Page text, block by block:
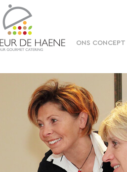
ONS CONCEPT